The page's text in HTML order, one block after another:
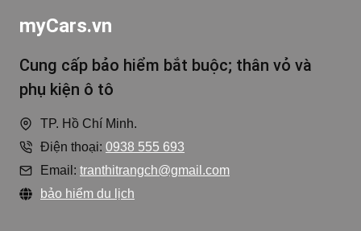
myCars.vn
Cung cấp bảo hiểm bắt buộc; thân vỏ và
phụ kiện ô tô
TP. Hồ Chí Minh.
Điện thoại: 0938 555 693
Email: tranthitrangch@gmail.com
bảo hiểm du lịch